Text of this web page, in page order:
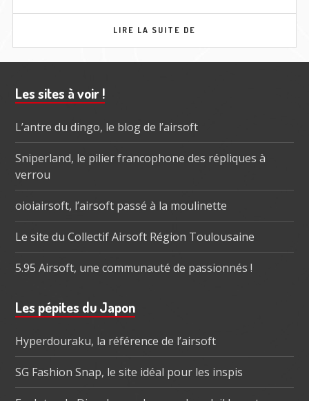
LIRE LA SUITE DE
Barre
subsidiaire
Les sites à voir !
L’antre du dingo, le blog de l’airsoft
Sniperland, le pilier francophone des répliques à
verrou
oioiairsoft, l’airsoft passé à la moulinette
Le site du Collectif Airsoft Région Toulousaine
5.95 Airsoft, une communauté de passionnés !
Les pépites du Japon
Hyperdouraku, la référence de l’airsoft
SG Fashion Snap, le site idéal pour les inspis